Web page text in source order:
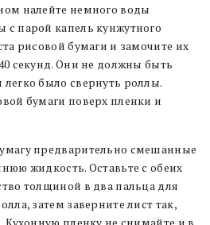
налейте немного воды
с парой капель кунжутного
рисовой бумаги и замочите их
секунд. Они не должны быть
было свернуть роллы.
бумаги поверх пленки и
предварительно смешанные
жидкость. Оставьте с обеих
толщиной в два пальца для
затем заверните лист так,